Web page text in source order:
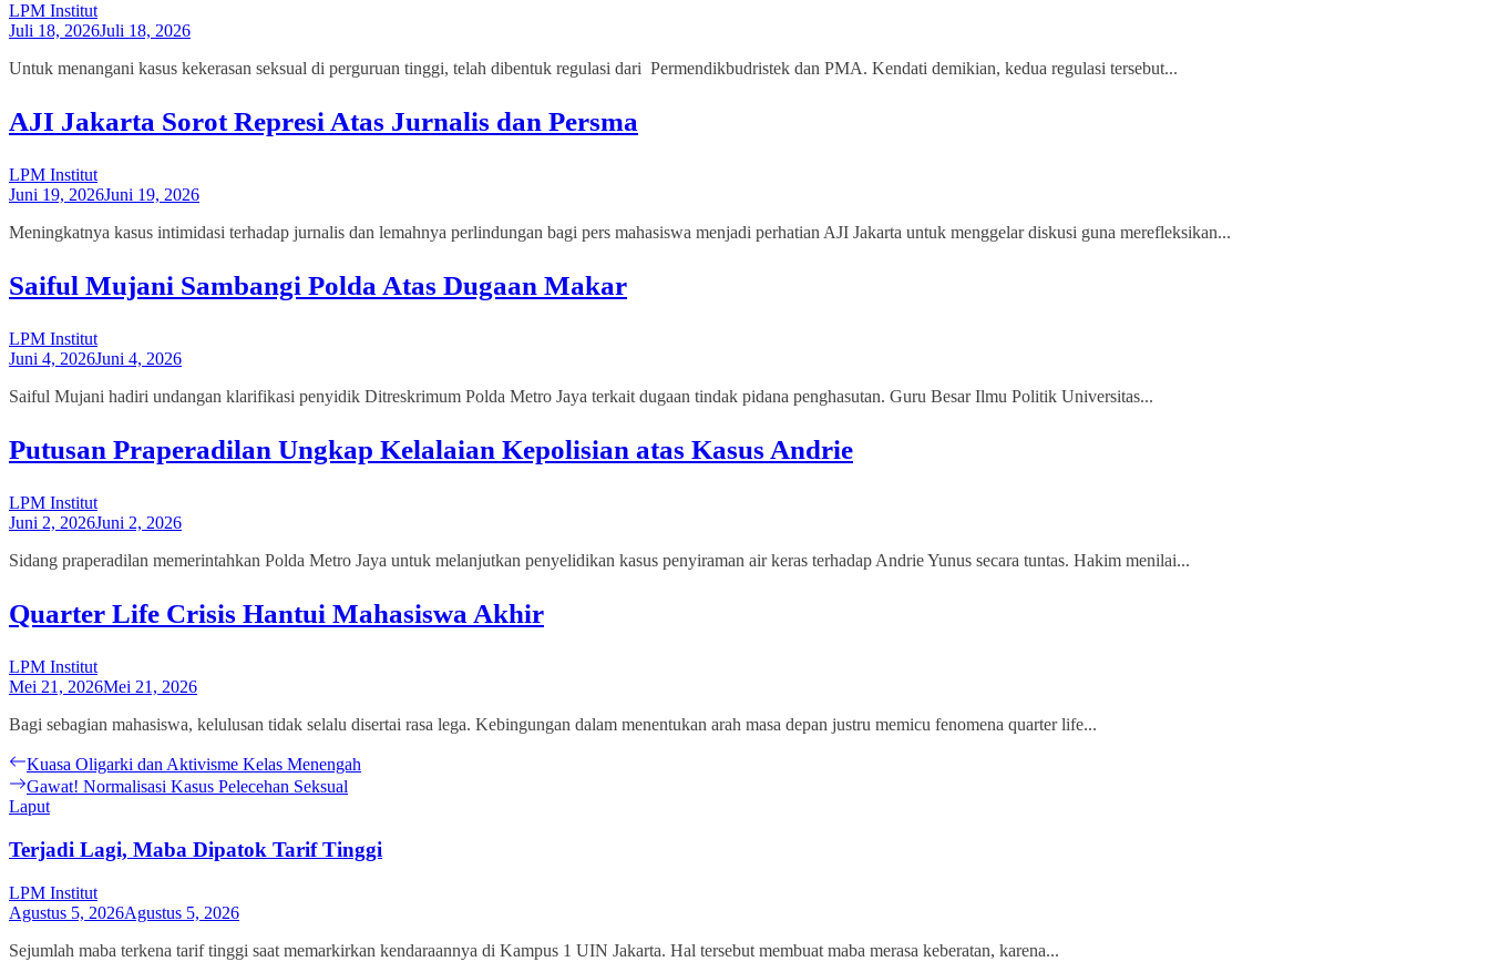
LPM Institut
Juli 18, 2026Juli 18, 2026
Untuk menangani kasus kekerasan seksual di perguruan tinggi, telah dibentuk regulasi dari Permendikbudristek dan PMA. Kendati demikian, kedua regulasi tersebut...
AJI Jakarta Sorot Represi Atas Jurnalis dan Persma
LPM Institut
Juni 19, 2026Juni 19, 2026
Meningkatnya kasus intimidasi terhadap jurnalis dan lemahnya perlindungan bagi pers mahasiswa menjadi perhatian AJI Jakarta untuk menggelar diskusi guna merefleksikan...
Saiful Mujani Sambangi Polda Atas Dugaan Makar
LPM Institut
Juni 4, 2026Juni 4, 2026
Saiful Mujani hadiri undangan klarifikasi penyidik Ditreskrimum Polda Metro Jaya terkait dugaan tindak pidana penghasutan. Guru Besar Ilmu Politik Universitas...
Putusan Praperadilan Ungkap Kelalaian Kepolisian atas Kasus Andrie
LPM Institut
Juni 2, 2026Juni 2, 2026
Sidang praperadilan memerintahkan Polda Metro Jaya untuk melanjutkan penyelidikan kasus penyiraman air keras terhadap Andrie Yunus secara tuntas. Hakim menilai...
Quarter Life Crisis Hantui Mahasiswa Akhir
LPM Institut
Mei 21, 2026Mei 21, 2026
Bagi sebagian mahasiswa, kelulusan tidak selalu disertai rasa lega. Kebingungan dalam menentukan arah masa depan justru memicu fenomena quarter life...
Navigasi
pos
Previous
post:
Kuasa Oligarki dan Aktivisme Kelas Menengah
Next
post:
Gawat! Normalisasi Kasus Pelecehan Seksual
Laput
Terjadi Lagi, Maba Dipatok Tarif Tinggi
LPM Institut
Agustus 5, 2026Agustus 5, 2026
Sejumlah maba terkena tarif tinggi saat memarkirkan kendaraannya di Kampus 1 UIN Jakarta. Hal tersebut membuat maba merasa keberatan, karena...